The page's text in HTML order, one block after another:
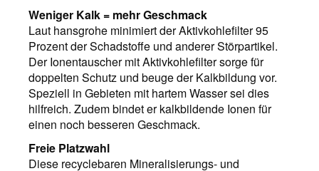
Weniger Kalk = mehr Geschmack
Laut hansgrohe minimiert der Aktivkohlefilter 95
Prozent der Schadstoffe und anderer Störpartikel.
Der Ionentauscher mit Aktivkohlefilter sorge für
doppelten Schutz und beuge der Kalkbildung vor.
Speziell in Gebieten mit hartem Wasser sei dies
hilfreich. Zudem bindet er kalkbildende Ionen für
einen noch besseren Geschmack.
Freie Platzwahl
Diese recyclebaren Mineralisierungs- und